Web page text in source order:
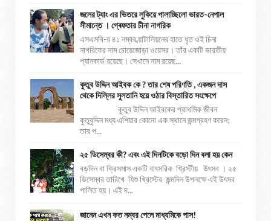
জলের ট্যাং এর ভিতরে লুকিয়ে পালাচ্ছিলো ভারত-নেপাল
সীমান্তে । গ্ৰেফতার চীনা নাগরিক
এসএসবি-র ৪১ নম্বর ব্য়াটালিয়নের হাতে ধৃত ওই চিনা
নাগরিকের নাম চোয়েজোড়া ওয়েসর। তাঁর একটি ভারতীয়
প্যানকার্ড রয়েছে। সেখানে নাম রয়েছ...
কুতুব উদ্দিন আইবক কে ? তার শেষ পরিণতি , একজন দাস
থেকে দিল্লির সুলতানি হয়ে ওঠার বিস্তারিত সংক্ষেপে
কুতুব উদ্দিন আইবকের প্রাথমিক জীবন
কুতুবুদ্দিন মধ্য এশিয়ার কোনো এক স্থানে জন্মগ্রহণ করেন;
তার প...
২৫ ডিসেম্বর কী? এবং এই দিনটিকে বড়ো দিন বলা হয় কেন
বড়দিন বা ক্রিসমাস একটি বাৎসরিক খ্রিস্টীয় উৎসব । ২৫
ডিসেম্বর তারিখে যিশু খ্রিস্টের জন্মদিন উপলক্ষে এই উৎসব
পালিত হয়। এই দ...
জানেন এখন কত নম্বর পেলে মাধ্যমিকে পাস!